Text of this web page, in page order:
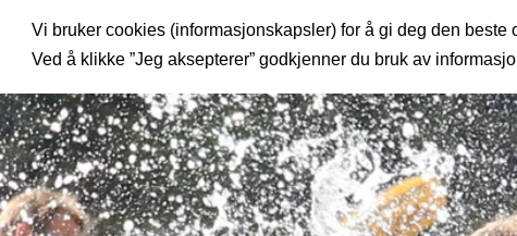
Vi bruker cookies (informasjonskapsler) for å gi deg den
Ved å klikke ”Jeg aksepterer” godkjenner du bruk av
MENY